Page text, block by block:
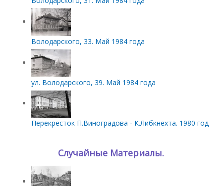
Володарского, 33. Май 1984 года
ул. Володарского, 39. Май 1984 года
Перекресток П.Виноградова - К.Либкнехта. 1980 год
Случайные Материалы.